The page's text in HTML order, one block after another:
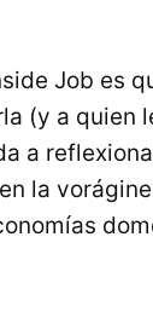
Job es
(y a quien
a
la